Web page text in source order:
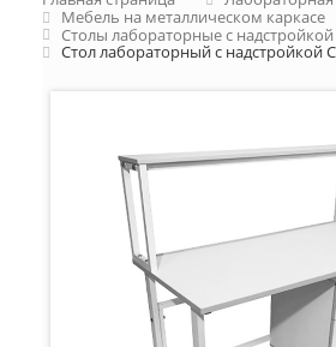
Мебель на металлическом каркасе
Столы лабораторные с надстройкой
Стол лабораторный с надстройкой